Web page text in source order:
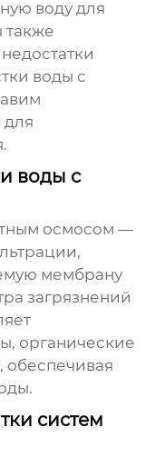
воду для
также
воды с
воды с
осмосом —
мембрану
загрязнений
органические
обеспечивая
систем